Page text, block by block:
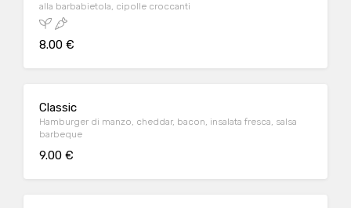
alla barbabietola, cipolle croccanti
8.00 €
Classic
Hamburger di manzo, cheddar, bacon, insalata fresca, salsa
barbeque
9.00 €